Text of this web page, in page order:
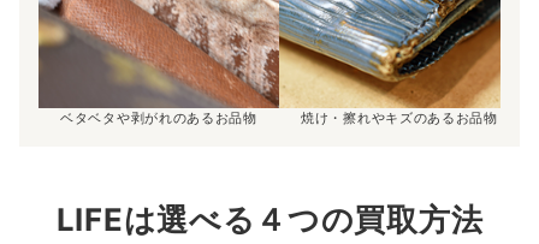
ベタベタや剥がれのあるお品物 焼け・擦れやキズのあるお品物
LIFEは選べる４つの買取方法